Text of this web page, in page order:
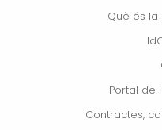
Què és la
Portal de
Contractes,